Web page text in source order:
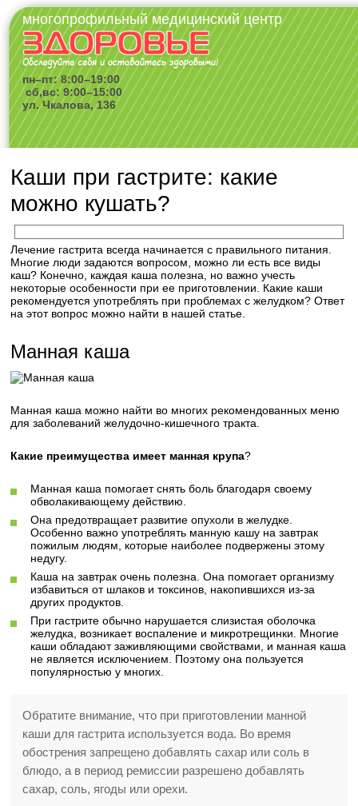
многопрофильный медицинский центр
пн–пт: 8:00–19:00
сб,вс: 9:00–15:00
ул. Чкалова, 136
Каши при гастрите: какие
можно кушать?
Лечение гастрита всегда начинается с правильного питания.
Многие люди задаются вопросом, можно ли есть все виды
каш? Конечно, каждая каша полезна, но важно учесть
некоторые особенности при ее приготовлении. Какие каши
рекомендуется употреблять при проблемах с желудком? Ответ
на этот вопрос можно найти в нашей статье.
Манная каша
Манная каша можно найти во многих рекомендованных меню
для заболеваний желудочно-кишечного тракта.
Какие преимущества имеет манная крупа?
Манная каша помогает снять боль благодаря своему
обволакивающему действию.
Она предотвращает развитие опухоли в желудке.
Особенно важно употреблять манную кашу на завтрак
пожилым людям, которые наиболее подвержены этому
недугу.
Каша на завтрак очень полезна. Она помогает организму
избавиться от шлаков и токсинов, накопившихся из-за
других продуктов.
При гастрите обычно нарушается слизистая оболочка
желудка, возникает воспаление и микротрещинки. Многие
каши обладают заживляющими свойствами, и манная каша
не является исключением. Поэтому она пользуется
популярностью у многих.
Обратите внимание, что при приготовлении манной
каши для гастрита используется вода. Во время
обострения запрещено добавлять сахар или соль в
блюдо, а в период ремиссии разрешено добавлять
сахар, соль, ягоды или орехи.